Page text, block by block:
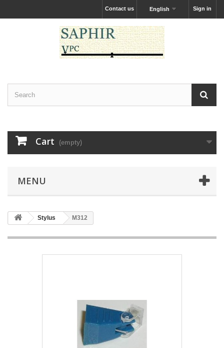
Sign in
English
Contact us
Cart (empty)
MENU
Stylus M312